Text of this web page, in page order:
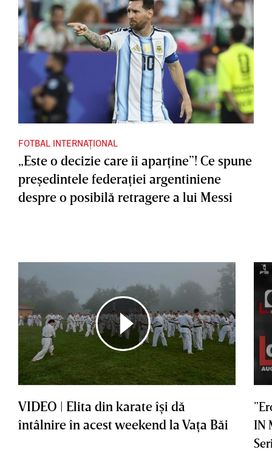
FOTBAL INTERNAȚIONAL
„Este o decizie care îi aparţine”! Ce spune
preşedintele federaţiei argentiniene
despre o posibilă retragere a lui Messi
VIDEO | Elita din karate îşi dă
întâlnire în acest weekend la Vaţa Băi
IN